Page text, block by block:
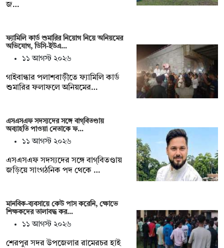
জ…
ফ্যামিলি কার্ড শুমারির নিয়োগ নিয়ে অনিয়মের
অভিযোগ, ডিসি-ইউএ…
১১ আগস্ট ২০২৬
গাইবান্ধার পলাশবাড়ীতে ফ্যামিলি কার্ড
শুমারির ফলাফলে অনিয়মের…
এসএসএফ সদস্যদের সঙ্গে বাগ্‌বিতণ্ডায়
অব্যাহতি পাওয়া নেতাকে ফ…
১১ আগস্ট ২০২৬
এসএসএফ সদস্যদের সঙ্গে বাগ্‌বিতণ্ডায়
জড়িয়ে সাংগঠনিক পদ থেকে …
মানবিক-ব্যবসায়ে কেউ পাস করেনি, ক্ষোভে
শিক্ষকদের তালাবদ্ধ কর…
১১ আগস্ট ২০২৬
শেরপুর সদর উপজেলার রামেরচর হাই